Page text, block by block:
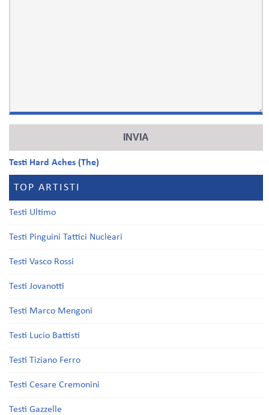
Testi Hard Aches (The)
TOP ARTISTI
Testi Ultimo
Testi Pinguini Tattici Nucleari
Testi Vasco Rossi
Testi Jovanotti
Testi Marco Mengoni
Testi Lucio Battisti
Testi Tiziano Ferro
Testi Cesare Cremonini
Testi Gazzelle